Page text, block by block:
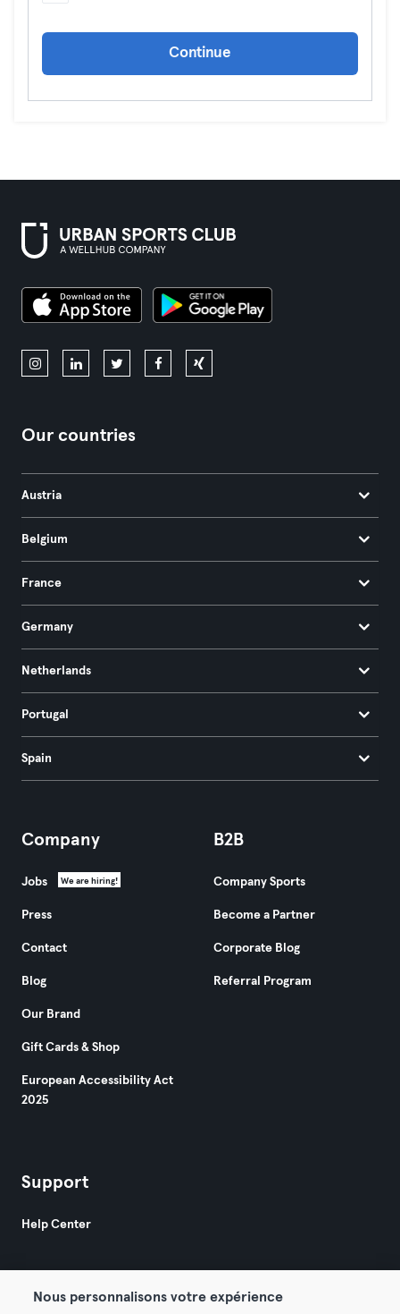
Continue
Our countries
Austria
Belgium
France
Germany
Netherlands
Portugal
Spain
Company
Jobs We are hiring!
Press
Contact
Blog
Our Brand
Gift Cards & Shop
European Accessibility Act
2025
B2B
Company Sports
Become a Partner
Corporate Blog
Referral Program
Support
Help Center
Nous personnalisons votre expérience